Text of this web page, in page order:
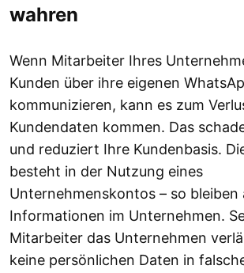
wahren
Wenn Mitarbeiter Ihres
Kunden über ihre eigenen
kommunizieren, kann es zum
Kundendaten kommen. Das
und reduziert Ihre Kundenbasis.
besteht in der Nutzung eines
Unternehmenskontos – so bleiben
Informationen im Unternehmen.
Mitarbeiter das Unternehmen
keine persönlichen Daten in